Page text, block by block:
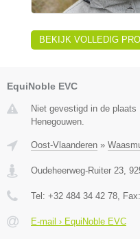
BEKIJK VOLLEDIG
EquiNoble EVC
Niet gevestigd in de
Henegouwen.
Oost-Vlaanderen »
Oudeheerweg-Ruiter 23
Tel: +32 484 34 42 78 , Fax:
E-mail › EquiNoble EVC